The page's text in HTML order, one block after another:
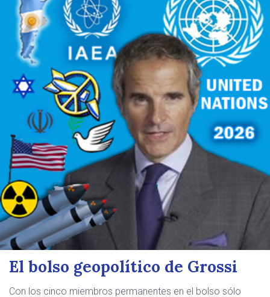
El bolso geopolítico de Grossi
Con los cinco miembros permanentes en el bolso sólo